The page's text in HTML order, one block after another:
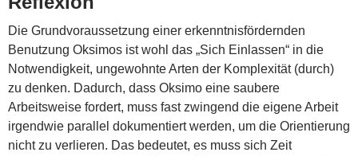
Die Grundvoraussetzung einer erkenntnisfördernden
Benutzung Oksimos ist wohl das „Sich Einlassen“ in die
Notwendigkeit, ungewohnte Arten der Komplexität (durch)
zu denken. Dadurch, dass Oksimo eine saubere
Arbeitsweise fordert, muss fast zwingend die eigene Arbeit
irgendwie parallel dokumentiert werden, um die Orientierung
nicht zu verlieren. Das bedeutet, es muss sich Zeit